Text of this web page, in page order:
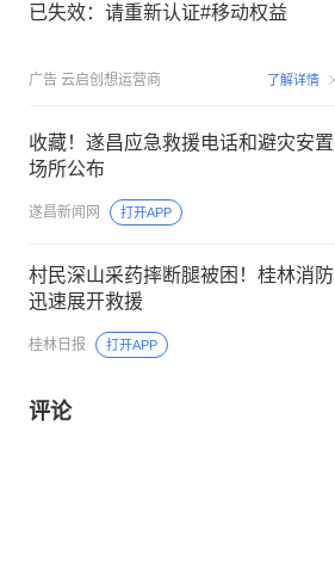
已失效：请重新认证#移动权益
广告 云启创想运营商 了解详情
收藏！遂昌应急救援电话和避灾安置
场所公布
遂昌新闻网 打开APP
村民深山采药摔断腿被困！桂林消防
迅速展开救援
桂林日报 打开APP
评论